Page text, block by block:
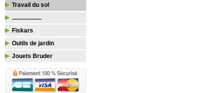
Travail du sol
....................
Fiskars
Outils de jardin
Jouets Bruder